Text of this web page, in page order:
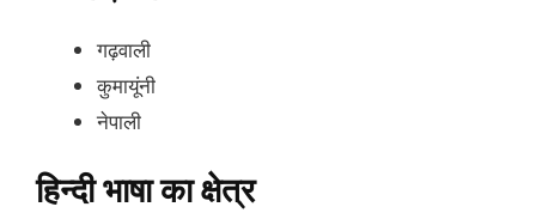
गढ़वाली
कुमायूंनी
नेपाली
हिन्दी भाषा का क्षेत्र